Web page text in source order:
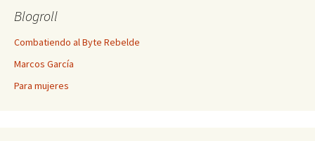
Blogroll
Combatiendo al Byte Rebelde
Marcos García
Para mujeres